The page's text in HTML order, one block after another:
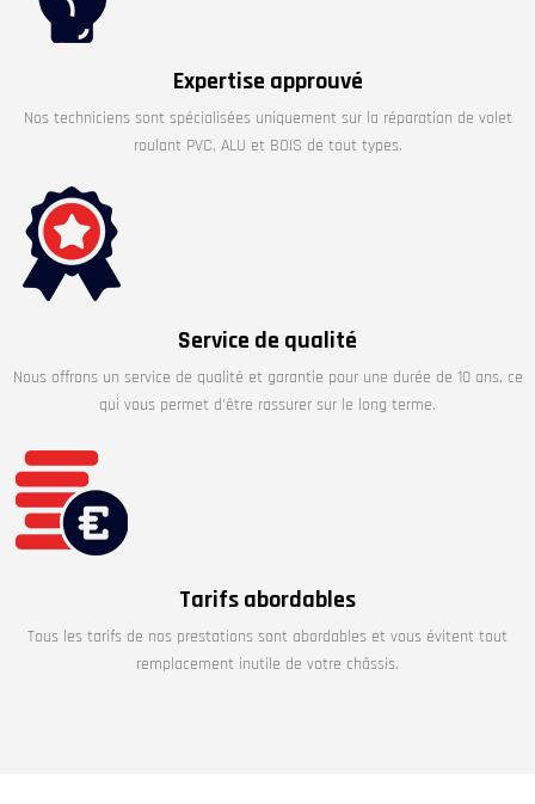
Expertise approuvé
Nos techniciens sont spécialisées uniquement sur la réparation de volet
roulant PVC, ALU et BOIS de tout types.
Service de qualité
Nous offrons un service de qualité et garantie pour une durée de 10 ans, ce
qui vous permet d'être rassurer sur le long terme.
Tarifs abordables
Tous les tarifs de nos prestations sont abordables et vous évitent tout
remplacement inutile de votre châssis.